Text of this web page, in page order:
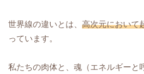
世界線の違いとは、 高次元において
っています。
私たちの肉体と、魂（エネルギーと